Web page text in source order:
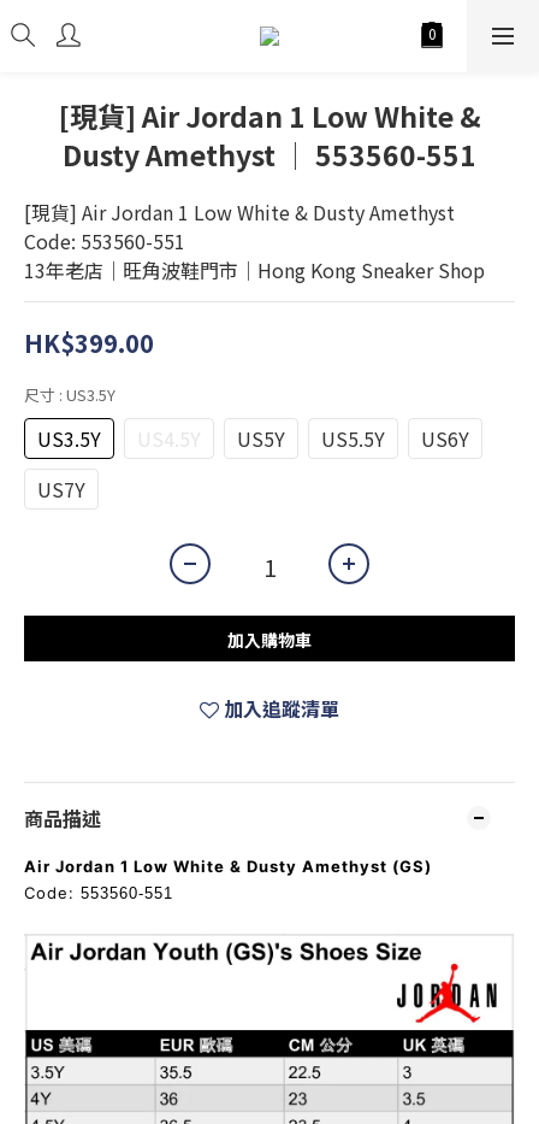
[現貨] Air Jordan 1 Low White &
Dusty Amethyst │ 553560-551
[現貨] Air Jordan 1 Low White & Dusty Amethyst
Code: 553560-551
13年老店│旺角波鞋門市│Hong Kong Sneaker Shop
HK$399.00
尺寸 : US3.5Y
US3.5Y US4.5Y US5Y US5.5Y
US6Y
US7Y
加入購物車
加入追蹤清單
商品描述
Air Jordan 1 Low White & Dusty Amethyst (GS)
Code: 553560-551